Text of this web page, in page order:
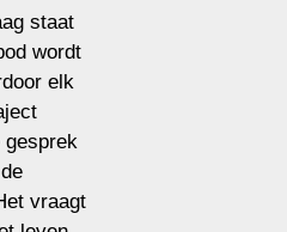
staat
wordt
elk
gesprek
vraagt